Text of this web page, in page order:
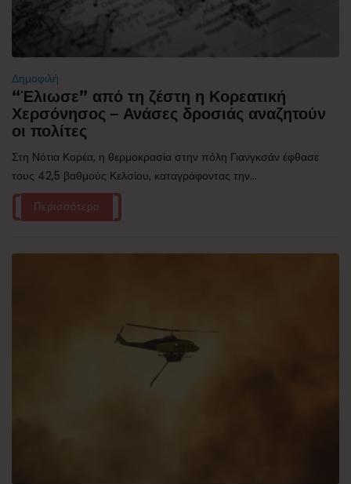
Δημοφιλή
“Έλιωσε” από τη ζέστη η Κορεατική
Χερσόνησος – Ανάσες δροσιάς αναζητούν
οι πολίτες
Στη Νότια Κορέα, η θερμοκρασία στην πόλη Γιανγκσάν έφθασε
τους 42,5 βαθμούς Κελσίου, καταγράφοντας την...
Περισσότερα